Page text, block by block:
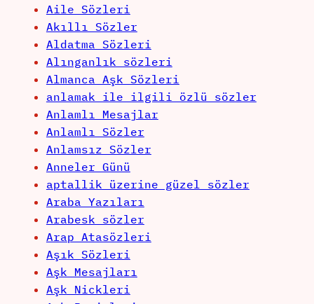
Aile Sözleri
Akıllı Sözler
Aldatma Sözleri
Alınganlık sözleri
Almanca Aşk Sözleri
anlamak ile ilgili özlü sözler
Anlamlı Mesajlar
Anlamlı Sözler
Anlamsız Sözler
Anneler Günü
aptallik üzerine güzel sözler
Araba Yazıları
Arabesk sözler
Arap Atasözleri
Aşık Sözleri
Aşk Mesajları
Aşk Nickleri